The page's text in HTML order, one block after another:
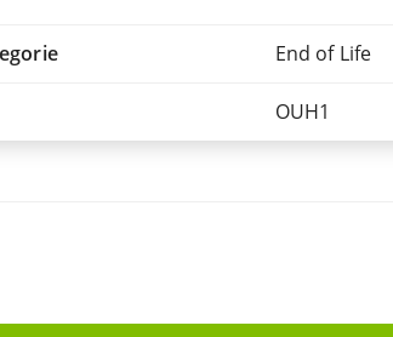
End of Life
OUH1